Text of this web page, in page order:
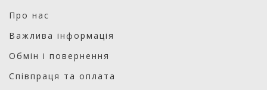
Про нас
Важлива інформація
Обмін і повернення
Співпраця та оплата